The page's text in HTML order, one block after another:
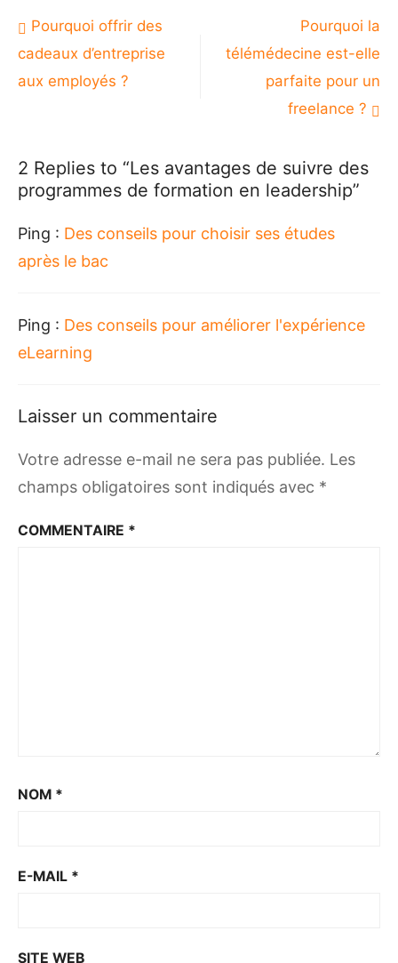
Navigation
de
l’article
Pourquoi offrir des
cadeaux d’entreprise
aux employés ?
Pourquoi la
télémédecine est-elle
parfaite pour un
freelance ?
2 Replies to “Les avantages de suivre des
programmes de formation en leadership”
Ping : Des conseils pour choisir ses études
après le bac
Ping : Des conseils pour améliorer l'expérience
eLearning
Laisser un commentaire
Votre adresse e-mail ne sera pas publiée. Les
champs obligatoires sont indiqués avec *
COMMENTAIRE *
NOM *
E-MAIL *
SITE WEB